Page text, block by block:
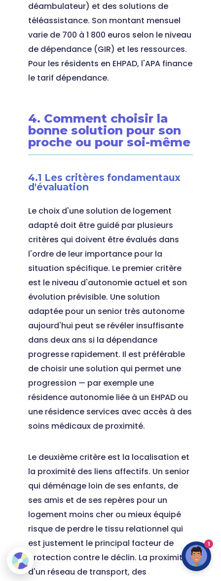
déambulateur) et des solutions de
téléassistance. Son montant mensuel
varie de 700 à 1 800 euros selon le niveau
de dépendance (GIR) et les ressources.
Pour les résidents en EHPAD, l'APA finance
le tarif dépendance.
4. Comment choisir la
bonne solution pour son
proche ou pour soi-même
4.1 Les critères fondamentaux
d'évaluation
Le choix d'une solution de logement
adapté doit être guidé par plusieurs
critères qui doivent être évalués dans
l'ordre de leur importance pour la
situation spécifique. Le premier critère
est le niveau d'autonomie actuel et son
évolution prévisible. Une solution
adaptée pour un senior très autonome
aujourd'hui peut se révéler insuffisante
dans deux ans si la dépendance
progresse rapidement. Il est préférable
de choisir une solution qui permet une
progression — par exemple une
résidence autonomie liée à un EHPAD ou
une résidence services avec accès à des
soins médicaux de proximité.
Le deuxième critère est la localisation et
la proximité des liens affectifs. Un senior
qui déménage loin de ses enfants, de
ses amis et de ses repères pour un
logement moins cher ou mieux équipé
risque de perdre le tissu relationnel qui
est justement le principal facteur de
protection contre le déclin. La proximité
d'un réseau de transport, des
1